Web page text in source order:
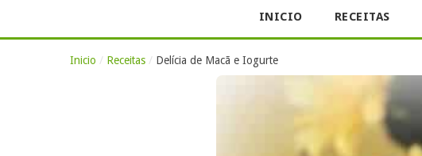
INICIO RECEITAS
Inicio / Receitas / Delícia de Macã e Iogurte